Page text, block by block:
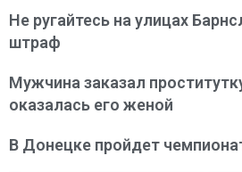
Не ругайтесь на улицах
штраф
Мужчина заказал
оказалась его женой
В Донецке пройдет